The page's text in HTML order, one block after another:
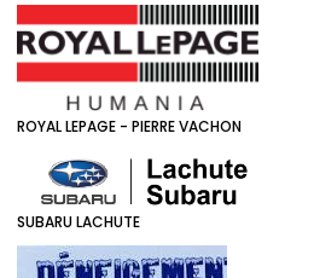
ROYAL LEPAGE - PIERRE VACHON
SUBARU LACHUTE